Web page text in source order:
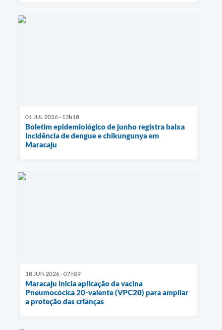
01 JUL 2026 - 13h18
Boletim epidemiológico de junho registra baixa
incidência de dengue e chikungunya em
Maracaju
18 JUN 2026 - 07h09
Maracaju inicia aplicação da vacina
Pneumocócica 20-valente (VPC20) para ampliar
a proteção das crianças